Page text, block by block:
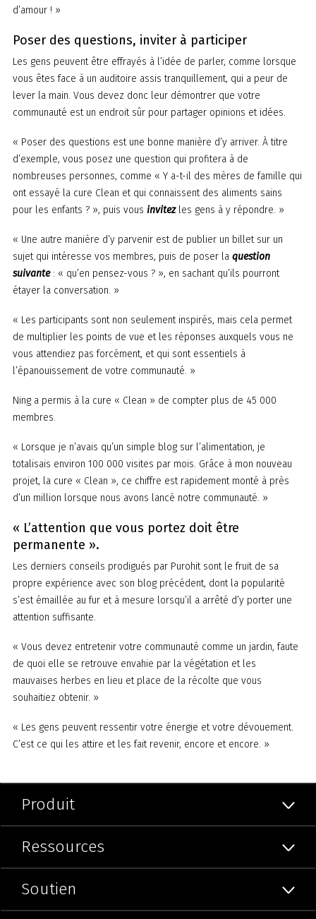
d’amour ! »
Poser des questions, inviter à participer
Les gens peuvent être effrayés à l’idée de parler, comme lorsque
vous êtes face à un auditoire assis tranquillement, qui a peur de
lever la main. Vous devez donc leur démontrer que votre
communauté est un endroit sûr pour partager opinions et idées.
« Poser des questions est une bonne manière d’y arriver. À titre
d’exemple, vous posez une question qui profitera à de
nombreuses personnes, comme « Y a-t-il des mères de famille qui
ont essayé la cure Clean et qui connaissent des aliments sains
pour les enfants ? », puis vous invitezles gens à y répondre. »
« Une autre manière d’y parvenir est de publier un billet sur un
sujet qui intéresse vos membres, puis de poser la question
suivante: « qu’en pensez-vous ? », en sachant qu’ils pourront
étayer la conversation. »
« Les participants sont non seulement inspirés, mais cela permet
de multiplier les points de vue et les réponses auxquels vous ne
vous attendiez pas forcément, et qui sont essentiels à
l’épanouissement de votre communauté. »
Ning a permis à la cure « Clean » de compter plus de 45 000
membres.
« Lorsque je n’avais qu’un simple blog sur l’alimentation, je
totalisais environ 100 000 visites par mois. Grâce à mon nouveau
projet, la cure « Clean », ce chiffre est rapidement monté à près
d’un million lorsque nous avons lancé notre communauté. »
« L’attention que vous portez doit être
permanente ».
Les derniers conseils prodigués par Purohit sont le fruit de sa
propre expérience avec son blog précédent, dont la popularité
s’est émaillée au fur et à mesure lorsqu’il a arrêté d’y porter une
attention suffisante.
« Vous devez entretenir votre communauté comme un jardin, faute
de quoi elle se retrouve envahie par la végétation et les
mauvaises herbes en lieu et place de la récolte que vous
souhaitiez obtenir. »
« Les gens peuvent ressentir votre énergie et votre dévouement.
C’est ce qui les attire et les fait revenir, encore et encore. »
Produit
Ressources
Soutien